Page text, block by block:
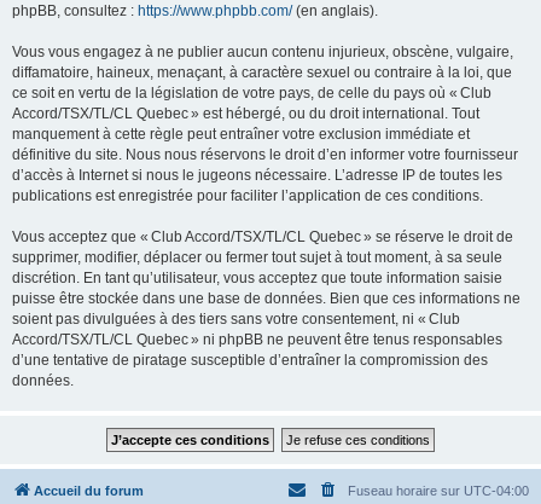
phpBB, consultez : https://www.phpbb.com/(en anglais).
Vous vous engagez à ne publier aucun contenu injurieux, obscène, vulgaire,
diffamatoire, haineux, menaçant, à caractère sexuel ou contraire à la loi, que
ce soit en vertu de la législation de votre pays, de celle du pays où « Club
Accord/TSX/TL/CL Quebec » est hébergé, ou du droit international. Tout
manquement à cette règle peut entraîner votre exclusion immédiate et
définitive du site. Nous nous réservons le droit d’en informer votre fournisseur
d’accès à Internet si nous le jugeons nécessaire. L’adresse IP de toutes les
publications est enregistrée pour faciliter l’application de ces conditions.
Vous acceptez que « Club Accord/TSX/TL/CL Quebec » se réserve le droit de
supprimer, modifier, déplacer ou fermer tout sujet à tout moment, à sa seule
discrétion. En tant qu’utilisateur, vous acceptez que toute information saisie
puisse être stockée dans une base de données. Bien que ces informations ne
soient pas divulguées à des tiers sans votre consentement, ni « Club
Accord/TSX/TL/CL Quebec » ni phpBB ne peuvent être tenus responsables
d’une tentative de piratage susceptible d’entraîner la compromission des
données.
Accueil du forum Fuseau horaire sur UTC-04:00